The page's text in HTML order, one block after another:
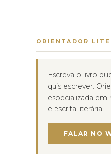
ORIENTADOR
Escreva o livro
quis escrever.
especializada em
e escrita literária.
FALAR NO